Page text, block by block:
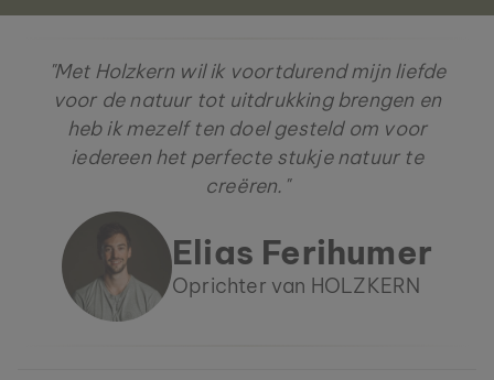
"Met Holzkern wil ik voortdurend mijn liefde
voor de natuur tot uitdrukking brengen en
heb ik mezelf ten doel gesteld om voor
iedereen het perfecte stukje natuur te
creëren."
Elias Ferihumer
Oprichter van HOLZKERN